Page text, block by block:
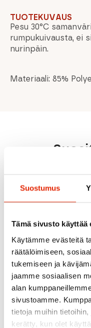
Suostumus
Tämä sivusto käyttää
Käytämme evästeitä
räätälöimiseen,
tukemiseen ja
jaamme sosiaalisen
alan
sivustoamme.
tietoja muihin
kerätty, kun olet
TUOTEKUVAUS
Pesu 30°C
rumpukuivausta, ei
nurinpäin.
Materiaali: 85%
Moon
69,00 €
Moon
E-
Power
1000
Etuvalo
Shimano
10,50€
Shimano
BL-MT200
(Vasen)